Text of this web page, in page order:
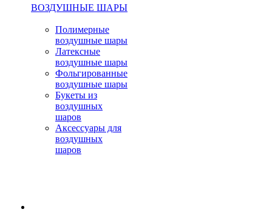
ВОЗДУШНЫЕ ШАРЫ
Полимерные
воздушные шары
Латексные
воздушные шары
Фольгированные
воздушные шары
Букеты из
воздушных
шаров
Аксессуары для
воздушных
шаров